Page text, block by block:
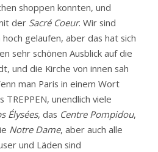
shoppen konnten, und
derSacré Coeur. Wir sind
gelaufen, aber das hat sich
sehr schönen Ausblick auf die
und die Kirche von innen sah
man Paris in einem Wort
unendlich viele
Élysées, das Centre Pompidou,
Notre Dame, aber auch alle
und Läden sind